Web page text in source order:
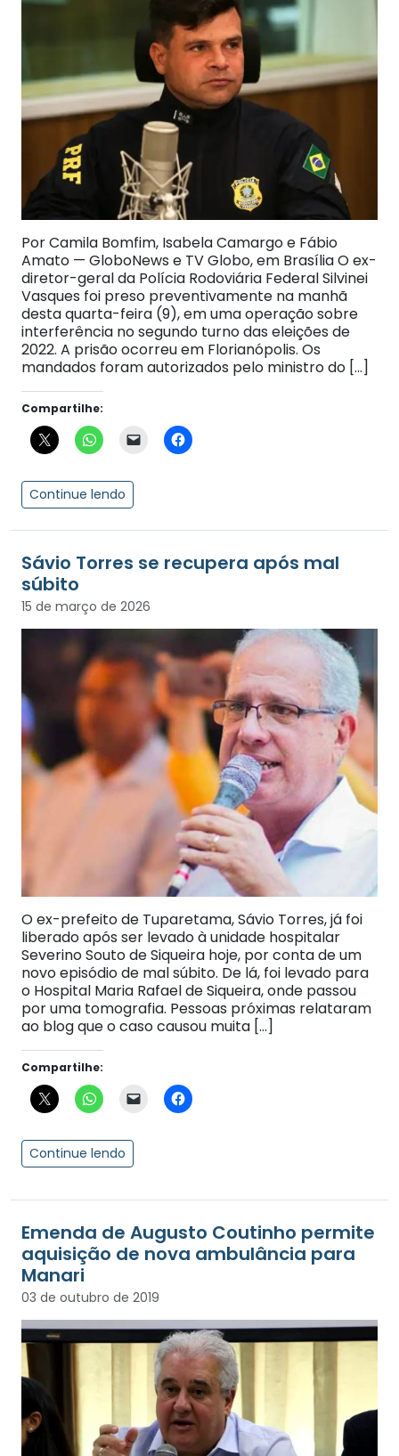
Por Camila Bomfim, Isabela Camargo e Fábio
Amato — GloboNews e TV Globo, em Brasília O ex-
diretor-geral da Polícia Rodoviária Federal Silvinei
Vasques foi preso preventivamente na manhã
desta quarta-feira (9), em uma operação sobre
interferência no segundo turno das eleições de
2022. A prisão ocorreu em Florianópolis. Os
mandados foram autorizados pelo ministro do […]
Compartilhe:
Continue lendo
Sávio Torres se recupera após mal
súbito
15 de março de 2026
O ex-prefeito de Tuparetama, Sávio Torres, já foi
liberado após ser levado à unidade hospitalar
Severino Souto de Siqueira hoje, por conta de um
novo episódio de mal súbito. De lá, foi levado para
o Hospital Maria Rafael de Siqueira, onde passou
por uma tomografia. Pessoas próximas relataram
ao blog que o caso causou muita […]
Compartilhe:
Continue lendo
Emenda de Augusto Coutinho permite
aquisição de nova ambulância para
Manari
03 de outubro de 2019